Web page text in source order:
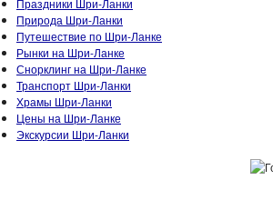
Праздники Шри-Ланки
Природа Шри-Ланки
Путешествие по Шри-Ланке
Рынки на Шри-Ланке
Снорклинг на Шри-Ланке
Транспорт Шри-Ланки
Храмы Шри-Ланки
Цены на Шри-Ланке
Экскурсии Шри-Ланки